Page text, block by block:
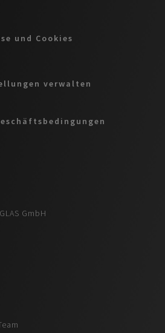
und Cookies
verwalten
GmbH